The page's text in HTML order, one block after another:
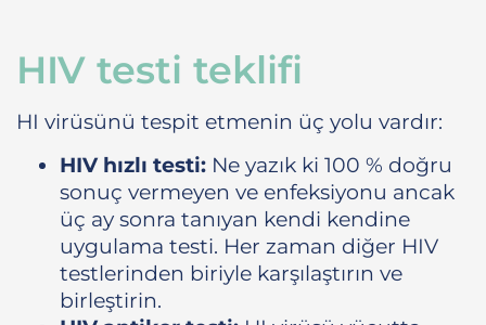
HIV testi teklifi
HI virüsünü tespit etmenin üç yolu vardır:
HIV hızlı testi: Ne yazık ki 100 % doğru
sonuç vermeyen ve enfeksiyonu ancak
üç ay sonra tanıyan kendi kendine
uygulama testi. Her zaman diğer HIV
testlerinden biriyle karşılaştırın ve
birleştirin.